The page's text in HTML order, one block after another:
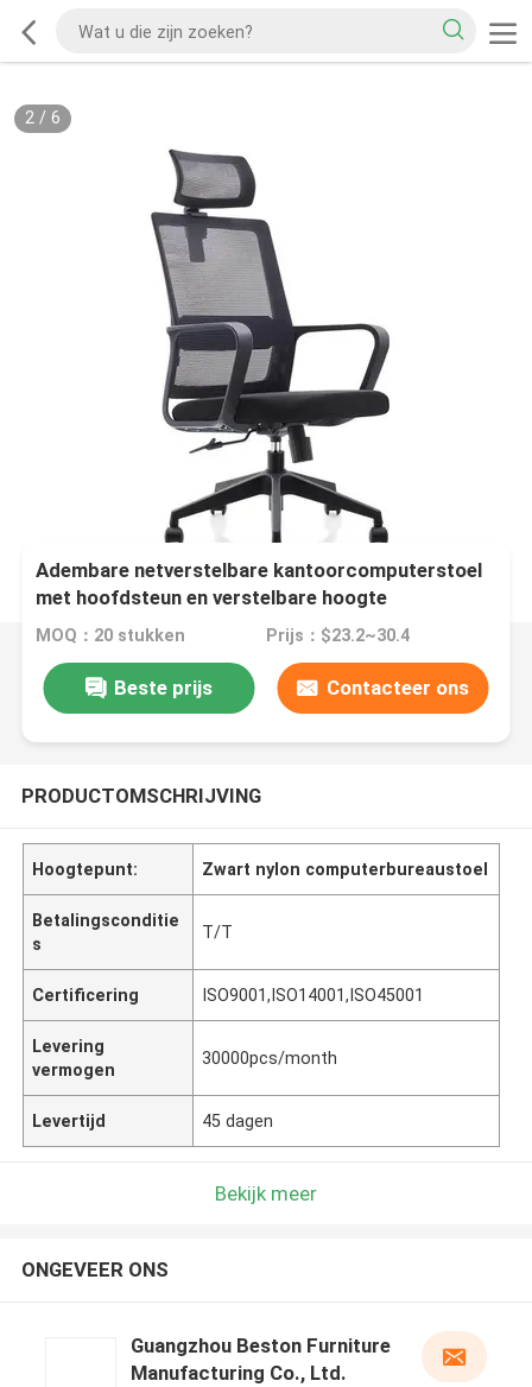
2/ 6
Adembare netverstelbare kantoorcomputerstoel
met hoofdsteun en verstelbare hoogte
MOQ：20 stukken Prijs：$23.2~30.4
Beste prijs Contacteer ons
PRODUCTOMSCHRIJVING
Hoogtepunt: Zwart nylon computerbureaustoel
Betalingsconditie
s
T/T
Certificering ISO9001,ISO14001,ISO45001
Levering
vermogen
30000pcs/month
Levertijd 45 dagen
Bekijk meer
ONGEVEER ONS
Guangzhou Beston Furniture
Manufacturing Co., Ltd.